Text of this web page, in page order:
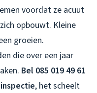
voordat ze acuut
opbouwt. Kleine
groeien.
die over een jaar
Bel 085 019 49 61
, het scheelt